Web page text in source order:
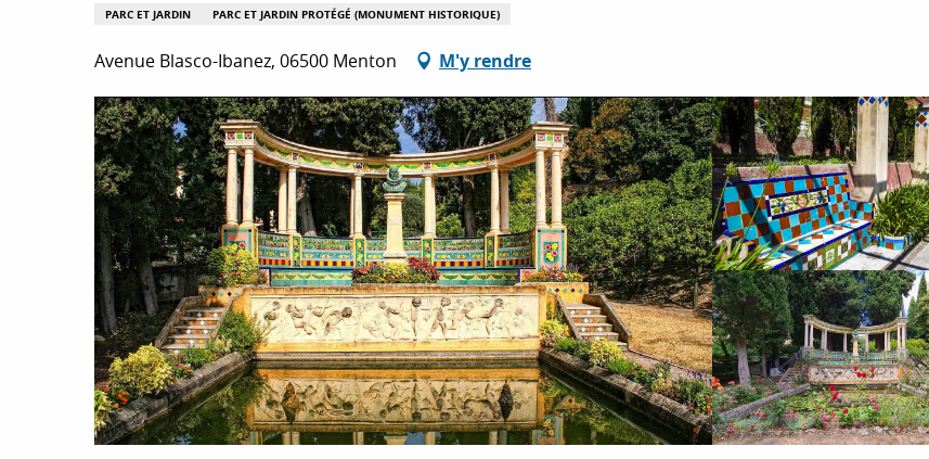
PARC ET JARDIN PARC ET JARDIN PROTÉGÉ (MONUMENT HISTORIQUE)
Avenue Blasco-Ibanez, 06500 Menton M'y rendre